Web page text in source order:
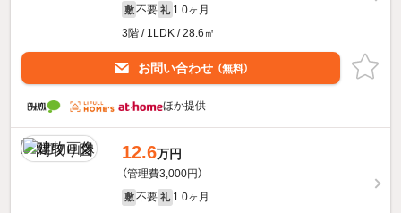
敷 不要 礼 1.0ヶ月
3階 / 1LDK / 28.6㎡
お問い合わせ （無料）
ほか提供
12.6万円
（管理費3,000円）
敷 不要 礼 1.0ヶ月